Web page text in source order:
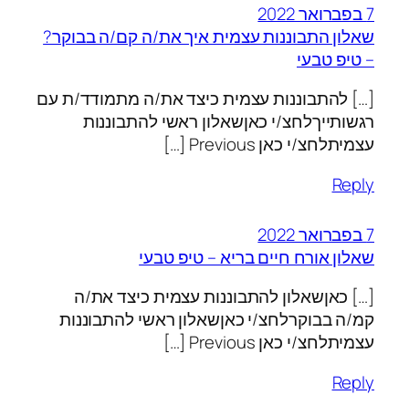
7 בפברואר 2022
שאלון התבוננות עצמית איך את/ה קם/ה בבוקר?
– טיפ טבעי
[…] להתבוננות עצמית כיצד את/ה מתמודד/ת עם
רגשותייךלחצ/י כאןשאלון ראשי להתבוננות
עצמיתלחצ/י כאן Previous […]
Reply
7 בפברואר 2022
שאלון אורח חיים בריא – טיפ טבעי
[…] כאןשאלון להתבוננות עצמית כיצד את/ה
קמ/ה בבוקרלחצ/י כאןשאלון ראשי להתבוננות
עצמיתלחצ/י כאן Previous […]
Reply